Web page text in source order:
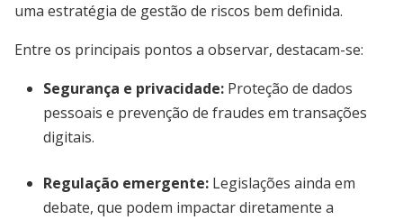
uma estratégia de gestão de riscos bem definida.
Entre os principais pontos a observar, destacam-se:
Segurança e privacidade: Proteção de dados
pessoais e prevenção de fraudes em transações
digitais.
Regulação emergente: Legislações ainda em
debate, que podem impactar diretamente a